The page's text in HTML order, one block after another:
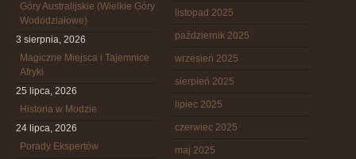
Góry Australijskie (Wielkie Góry
Wododziałowe)
3 sierpnia, 2026
Magiczne Miejsca i Tajemnice
Afryki
25 lipca, 2026
Historia w Modzie
24 lipca, 2026
Porady Ekspertów
listopad 2025
październik 2025
wrzesień 2025
sierpień 2025
lipiec 2025
czerwiec 2025
maj 2025